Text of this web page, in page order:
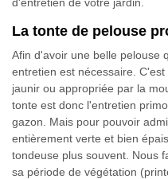
La tonte de pelouse
Afin d'avoir une belle pelouse
entretien est nécessaire.
jaunir ou appropriée par la
tonte est donc l'entretien
gazon. Mais pour pouvoir
entièrement verte et bien
tondeuse plus souvent. Nous
sa période de végétation